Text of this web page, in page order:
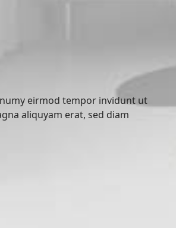
eirmod tempor invidunt ut
aliquyam erat, sed diam